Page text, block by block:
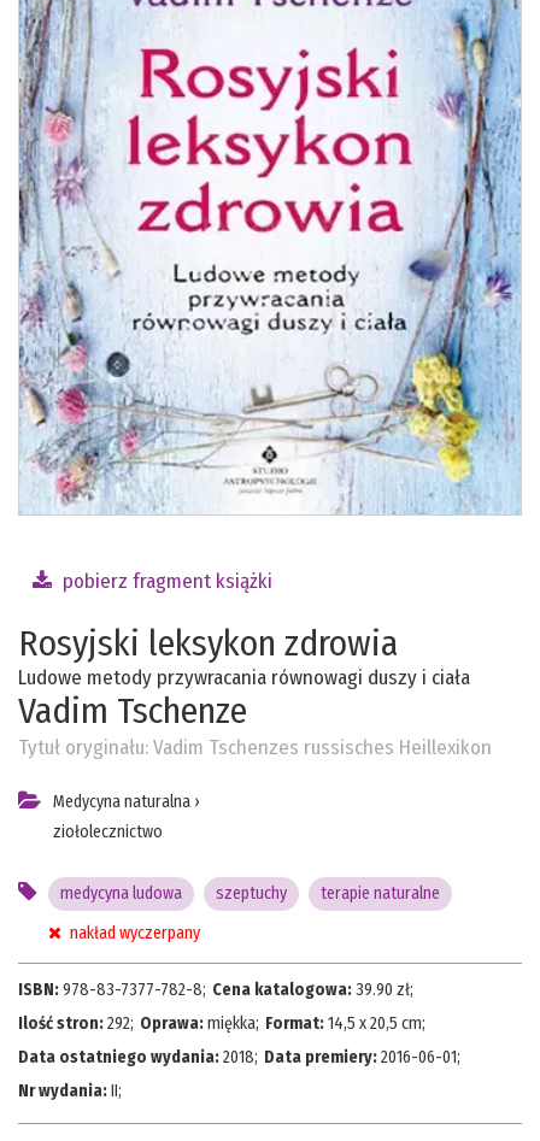
pobierz fragment książki
Rosyjski leksykon zdrowia
Ludowe metody przywracania równowagi duszy i ciała
Vadim Tschenze
Tytuł oryginału:Vadim Tschenzes russisches Heillexikon
Medycyna naturalna ›
ziołolecznictwo
medycyna ludowa szeptuchy
terapie naturalne
nakład wyczerpany
ISBN:978-83-7377-782-8; Cena katalogowa:39.90 zł;
Ilość stron:292; Oprawa:miękka; Format:14,5 x 20,5 cm;
Data ostatniego wydania:2018; Data premiery:2016-06-01;
Nr wydania:II;